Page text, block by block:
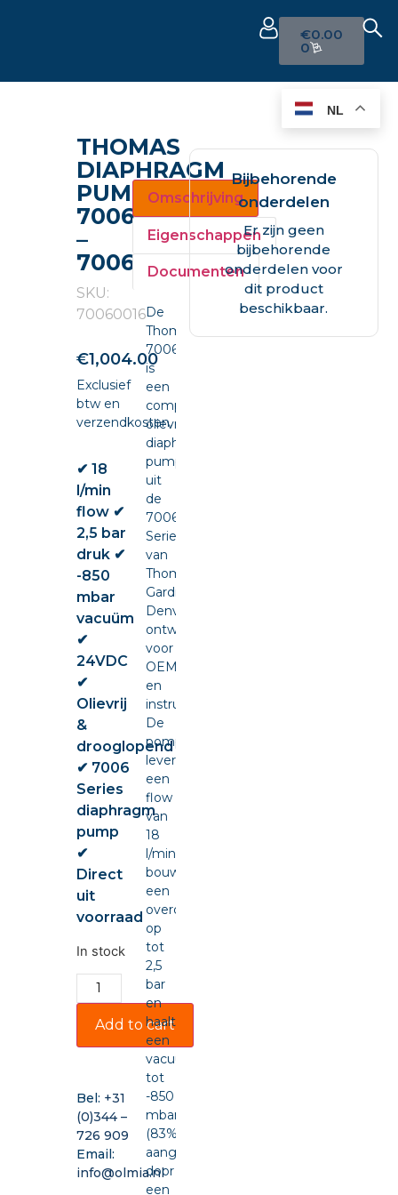
€0.00
0
THOMAS
DIAPHRAGM
PUMP
7006
–
70060016
SKU:
70060016
€1,004.00
Exclusief
btw en
verzendkosten.
✔ 18
l/min
flow ✔
2,5 bar
druk ✔
-850
mbar
vacuüm
✔
24VDC
✔
Olievrij
&
drooglopend
✔ 7006
Series
diaphragm
pump
✔
Direct
uit
voorraad
In stock
Add to cart
Bel: +31
(0)344 –
726 909
Email:
info@olmia.nl
Omschrijving
Eigenschappen
Documenten
De
Thomas
70060016
is
een
compacte
olievrije
diaphragm
pump
uit
de
7006
Series
van
Thomas
Gardner
Denver,
ontwikkeld
voor
OEM-
en
instrumentintegratie.
De
pomp
levert
een
flow
van
18
l/min,
bouwt
een
overdruk
op
tot
2,5
bar
en
haalt
een
vacuüm
tot
-850
mbar
(83%),
aangedreven
door
een
Bijbehorende
onderdelen
Er zijn geen
bijbehorende
onderdelen voor
dit product
beschikbaar.
NL